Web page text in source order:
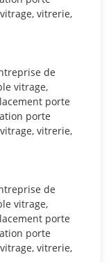
, vitrerie,
de
vitrage,
porte
porte
, vitrerie,
de
vitrage,
porte
porte
, vitrerie,